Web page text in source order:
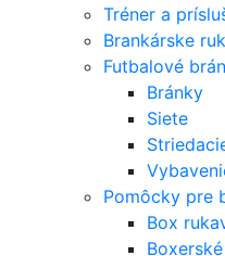
Tréner a
Brankárske
Futbalové
Bránky
Siete
Pomôcky pre
Box